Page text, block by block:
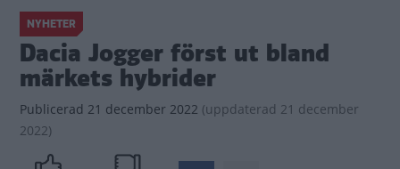
NYHETER
Dacia Jogger först ut bland
märkets hybrider
Publicerad 21 december 2022 (uppdaterad 21 december
2022)